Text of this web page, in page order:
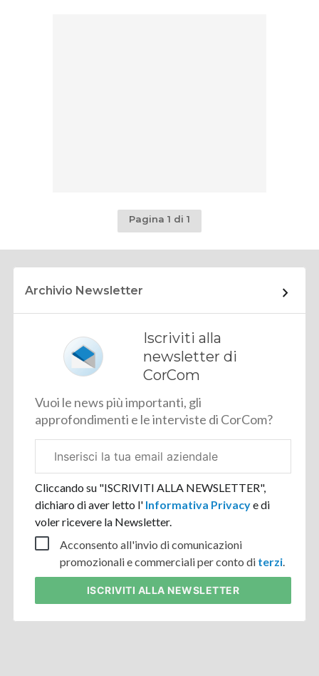
Pagina 1 di 1
Archivio Newsletter
Iscriviti alla
newsletter di
CorCom
Vuoi le news più importanti, gli
approfondimenti e le interviste di CorCom?
aziendale
Cliccando su "ISCRIVITI ALLA NEWSLETTER",
dichiaro di aver letto l' Informativa Privacye di
voler ricevere la Newsletter.
Acconsento all'invio di comunicazioni
promozionali e commerciali per conto di terzi.
ISCRIVITI ALLA NEWSLETTER